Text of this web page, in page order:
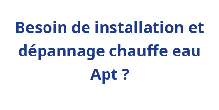
Besoin de installation et
dépannage chauffe eau
Apt ?